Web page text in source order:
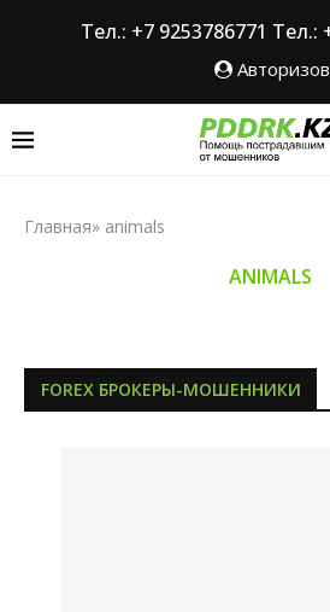
Тел.: +7 9253786771 Тел.:
Главная» animals
ANIMALS
FOREX БРОКЕРЫ-МОШЕННИКИ